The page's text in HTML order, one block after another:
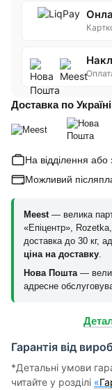
Доставка по
На відділення
Можливий
Meest — велика
«Епіцентр»,
доставка до 30 кг,
ціна на доставку
Нова Пошта —
адресне
Гарантія від
*Детальні умови
читайте у розділі «